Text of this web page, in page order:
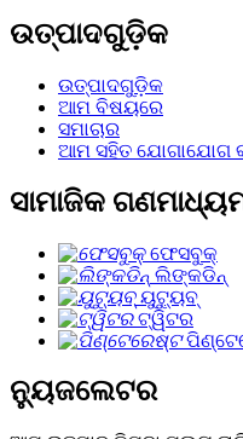
ଉତ୍ପାଦଗୁଡ଼ିକ
ଉତ୍ପାଦଗୁଡ଼ିକ
ଆମ ବିଷୟରେ
ସମାଚାର
ଆମ ସହିତ ଯୋଗାଯୋଗ
ସାମାଜିକ
ଫେସବୁକ୍
ଲିଙ୍କଡିନ୍
ୟୁଟ୍ୟୁବ୍
ଟ୍ୱିଟର
ନ୍ୟୁଜଲେଟର